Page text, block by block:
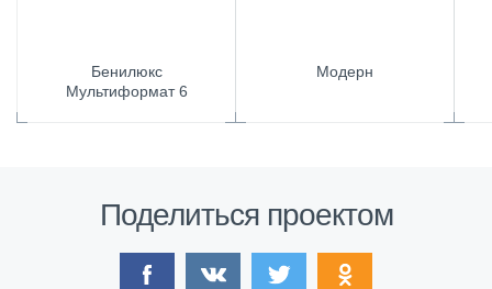
Бенилюкс
Мультиформат 6
Модерн
Поделиться проектом